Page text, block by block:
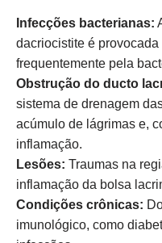
Infecções bacterianas:
dacriocistite é
frequentemente pela
Obstrução do ducto
sistema de drenagem
acúmulo de lágrimas e,
inflamação.
Lesões: Traumas na
inflamação da bolsa
Condições crônicas:
imunológico, como